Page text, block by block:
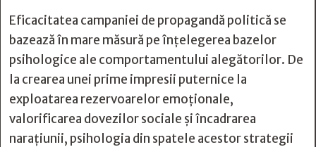
Eficacitatea campaniei de propagandă politică se
bazează în mare măsură pe înțelegerea bazelor
psihologice ale comportamentului alegătorilor. De
la crearea unei prime impresii puternice la
exploatarea rezervoarelor emoționale,
valorificarea dovezilor sociale și încadrarea
narațiunii, psihologia din spatele acestor strategii